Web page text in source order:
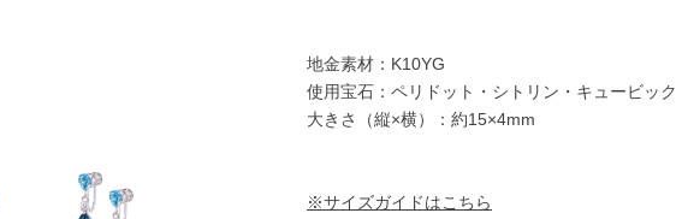
地金素材：K10YG
使用宝石：ペリドット・シトリン・キュービック
大きさ（縦×横）：約15×4mm
※サイズガイドはこちら